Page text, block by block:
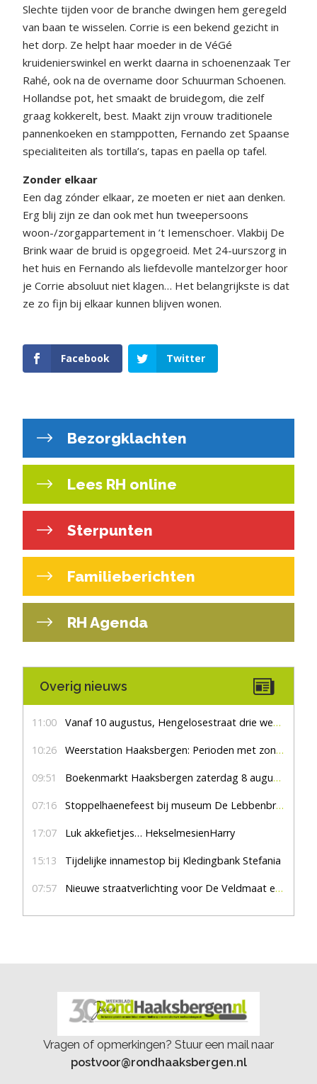
Slechte tijden voor de branche dwingen hem geregeld
van baan te wisselen. Corrie is een bekend gezicht in
het dorp. Ze helpt haar moeder in de VéGé
kruidenierswinkel en werkt daarna in schoenenzaak Ter
Rahé, ook na de overname door Schuurman Schoenen.
Hollandse pot, het smaakt de bruidegom, die zelf
graag kokkerelt, best. Maakt zijn vrouw traditionele
pannenkoeken en stamppotten, Fernando zet Spaanse
specialiteiten als tortilla’s, tapas en paella op tafel.
Zonder elkaar
Een dag zónder elkaar, ze moeten er niet aan denken.
Erg blij zijn ze dan ook met hun tweepersoons
woon-/zorgappartement in ’t Iemenschoer. Vlakbij De
Brink waar de bruid is opgegroeid. Met 24-uurszorg in
het huis en Fernando als liefdevolle mantelzorger hoor
je Corrie absoluut niet klagen… Het belangrijkste is dat
ze zo fijn bij elkaar kunnen blijven wonen.
Facebook Twitter
Bezorgklachten
Lees RH online
Sterpunten
Familieberichten
RH Agenda
Overig nieuws
11:00 Vanaf 10 augustus, Hengelosestraat drie weken dicht voor doorgaand verkeer
10:26 Weerstation Haaksbergen: Perioden met zon en droog
09:51 Boekenmarkt Haaksbergen zaterdag 8 augustus, marktplein Haaksbergen
07:16 Stoppelhaenefeest bij museum De Lebbenbrugge
17:07 Luk akkefietjes… HekselmesienHarry
15:13 Tijdelijke innamestop bij Kledingbank Stefania
07:57 Nieuwe straatverlichting voor De Veldmaat en De Pas
Vragen of opmerkingen? Stuur een mail naar
postvoor@rondhaaksbergen.nl